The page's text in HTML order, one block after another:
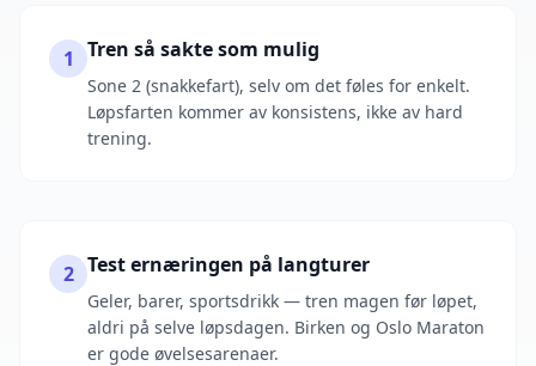
1 Tren så sakte som mulig
Sone 2 (snakkefart), selv om det føles for enkelt.
Løpsfarten kommer av konsistens, ikke av hard
trening.
2 Test ernæringen på langturer
Geler, barer, sportsdrikk — tren magen før løpet,
aldri på selve løpsdagen. Birken og Oslo Maraton
er gode øvelsesarenaer.